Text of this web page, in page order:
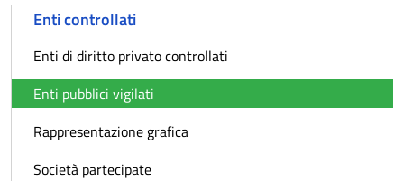
Enti controllati
Enti di diritto privato controllati
Enti pubblici vigilati
Rappresentazione grafica
Società partecipate